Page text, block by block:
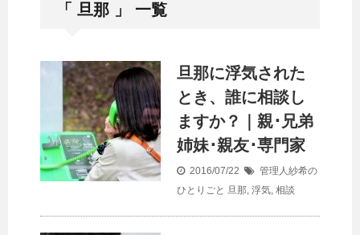
「 旦那 」 一覧
旦那に浮気された
とき、誰に相談し
ますか？｜親･兄弟
姉妹･親友･専門家
2016/07/22
管理人紗希の
ひとりごと 旦那, 浮気, 相談